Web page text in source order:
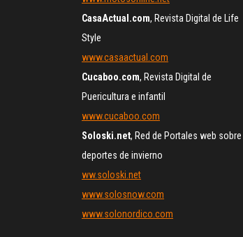
CasaActual.com, Revista Digital de Life
Style
www.casaactual.com
Cucaboo.com, Revista Digital de
Puericultura e infantil
www.cucaboo.com
Soloski.net, Red de Portales web sobre
deportes de invierno
ww.soloski.net
www.solosnow.com
www.solonordico.com